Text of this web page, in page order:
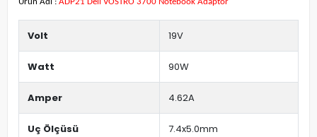
Ürün Adı : ADP21 Dell VOSTRO 3700 Notebook Adaptör
Volt 19V
Watt 90W
Amper 4.62A
Uç Ölçüsü 7.4x5.0mm